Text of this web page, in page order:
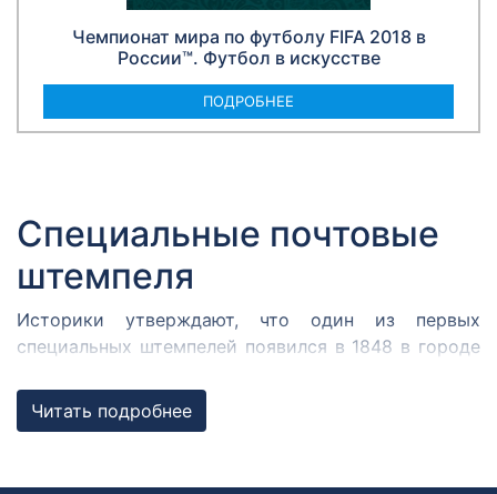
Чемпионат мира по футболу FIFA 2018 в
России™. Футбол в искусстве
ПОДРОБНЕЕ
Специальные почтовые
штемпеля
Историки утверждают, что один из первых
специальных штемпелей появился в 1848 в городе
собрался Кромержижский парламент.
Парламентарии решили отметить его работу
Читать подробнее